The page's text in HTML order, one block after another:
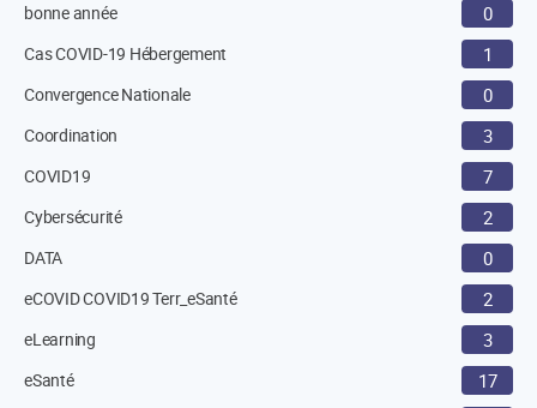
bonne année 0
Cas COVID-19 Hébergement 1
Convergence Nationale 0
Coordination 3
COVID19 7
Cybersécurité 2
DATA 0
eCOVID COVID19 Terr_eSanté 2
eLearning 3
eSanté 17